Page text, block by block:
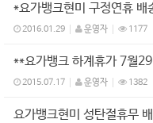
*요가뱅크현미 구정연휴 배
2016.01.29 운영자 1177
**요가뱅크 하계휴가 7월
2015.07.17 운영자 1382
요가뱅크현미 성탄절휴무